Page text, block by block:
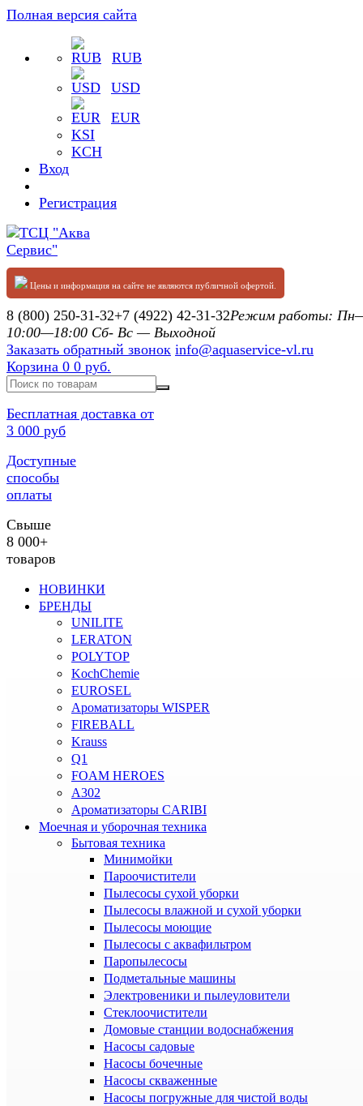
Полная версия сайта
RUB
USD
EUR
KSI
KCH
Вход
Регистрация
Цены и информация на сайте не являются публичной офертой.
8 (800) 250-31-32+7 (4922) 42-31-32Режим работы:
10:00—18:00 Сб- Вс — Выходной
Заказать обратный звонок info@aquaservice-vl.ru
Корзина 0 0 руб.
Бесплатная доставка от
3 000 руб
Доступные
способы
оплаты
Свыше
8 000+
товаров
НОВИНКИ
БРЕНДЫ
UNILITE
LERATON
POLYTOP
KochChemie
EUROSEL
Ароматизаторы WISPER
FIREBALL
Krauss
Q1
FOAM HEROES
A302
Ароматизаторы CARIBI
Моечная и уборочная техника
Бытовая техника
Минимойки
Пароочистители
Пылесосы сухой уборки
Пылесосы влажной и сухой уборки
Пылесосы моющие
Пылесосы с аквафильтром
Паропылесосы
Подметальные машины
Электровеники и пылеуловители
Стеклоочистители
Домовые станции водоснабжения
Насосы садовые
Насосы бочечные
Насосы скваженные
Насосы погружные для чистой воды